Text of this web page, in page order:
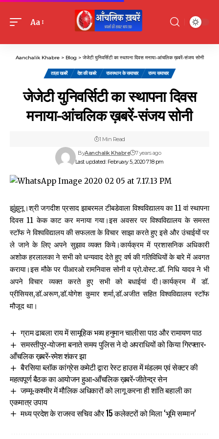
Font
Aa
Aanchalik Khabre> Blog > जेजेटी युनिवर्सिटी का स्थापना दिवस मनाया-आंचलिक ख़बरें-संजय सोनी
ताज़ा खबरें देश की खबरे राजस्थान के समाचार राज्य समाचार
जेजेटी युनिवर्सिटी का स्थापना दिवस
मनाया-आंचलिक ख़बरें-संजय सोनी
Last updated: February 5, 2020 7:18 pm
ByAanchalik Khabre 7 years ago
1 Min Read
झुंझुनू।श्री जगदीश प्रसाद झाबरमल टीबडेवाला विश्वविद्यालय का 11 वां स्थापना
दिवस 11 केक काट कर मनाया गया।इस अवसर पर विश्वविद्यालय के समस्त
स्टॉफ ने विश्वविद्यालय की सफलता के विचार साझा करते हुए इसे और उंचाईयों पर
ले जाने के लिए अपने सुझाव व्यक्त किये।कार्यक्रम में प्रशासनिक अधिकारी
अशोक हरलालका ने सभी को धन्यवाद देते हुए वर्ष की गतिविधियों के बारे में अवगत
कराया।इस मौके पर पीआरओ रामनिवास सोनी व प्रो.वोस्ट.डॉ. निधि यादव ने भी
अपने विचार व्यक्त करते हुए सभी को बधाईयां दी।कार्यक्रम में डॉ.
प्रीसियस,डॉ.अरूण,डॉ.योगेश कुमार शर्मा,डॉ.अजीत सहित विश्वविद्यालय स्टॉफ
मौजूद था।
ग्राम ढाबला राय में सामूहिक भव्य हनुमान चालीसा पाठ और रामायण पाठ
समस्तीपुर-योजना बनाते समय पुलिस ने दो अपराधियों को किया गिरफ्तार-
आँचलिक ख़बरें-रमेश शंकर झा
बैरसिया ब्लॉक कांग्रेस कमेटी द्वारा रेस्ट हाउस में मंडलम एवं सेक्टर की
महत्वपूर्ण बैठक का आयोजन हुआ-आँचलिक ख़बरें-जीतेन्द्र सेन
जम्मू-कश्मीर में मौलिक अधिकारों को लागू करना ही शांति बहाली का
एकमात्र उपाय
मध्य प्रदेश के राजस्व सचिव और 15 कलेक्टरों को मिला ‘भूमि सम्मान’